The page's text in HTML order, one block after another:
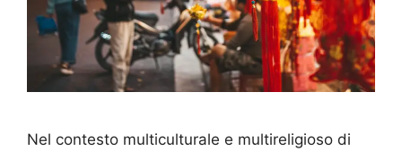
Nel contesto multiculturale e multireligioso di